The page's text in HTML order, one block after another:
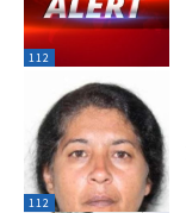
112
112